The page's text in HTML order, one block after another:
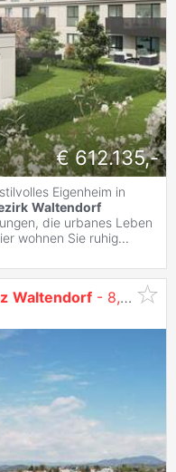
€ 612.135,-
Eigenheim in
Waltendorf
die urbanes Leben
wohnen Sie ruhig...
Waltendorf - 8,5% Baustartaktion!